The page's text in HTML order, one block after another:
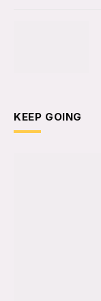
KEEP GOING